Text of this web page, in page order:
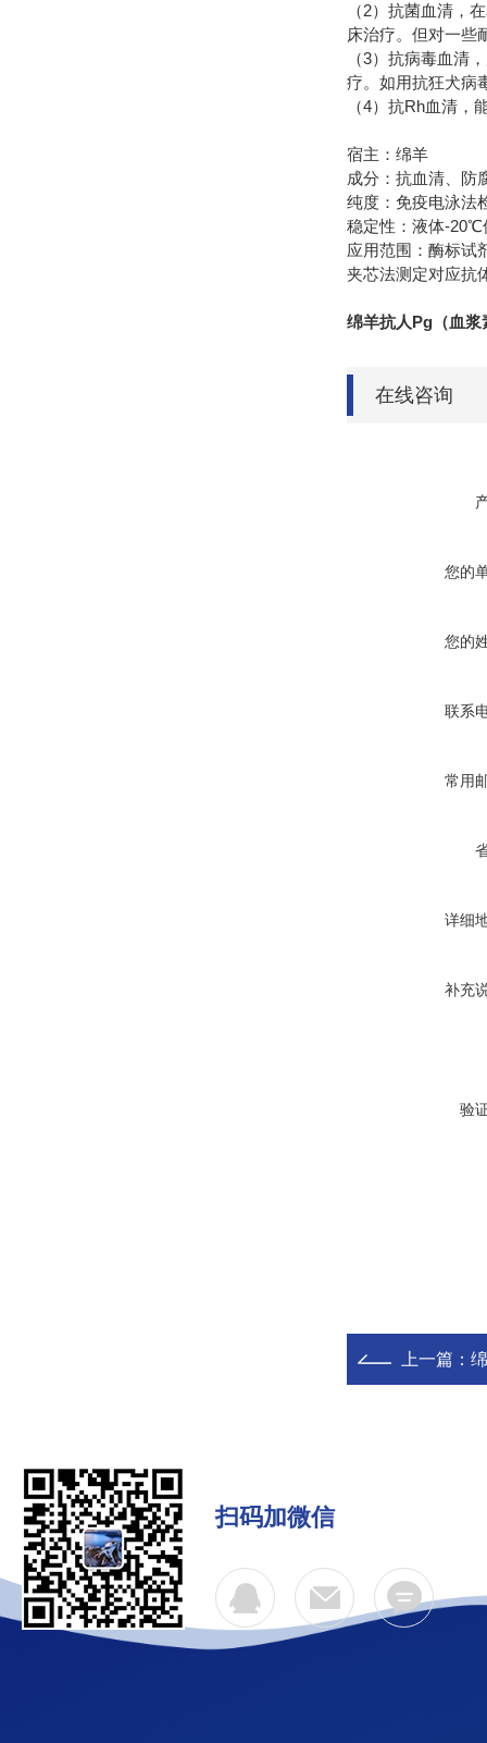
（2）抗菌血清，
床治疗。但对一些
（3）抗病毒血清
疗。如用抗狂犬病
（4）抗Rh血清，
宿主：绵羊
成分：抗血清、防
纯度：免疫电泳法
稳定性：液体-20℃
应用范围：酶标试
夹芯法测定对应抗
绵羊抗人Pg（血浆
在线咨询
您的
您的
联系
常用
详细
补充
验
上一篇：
扫码加微信